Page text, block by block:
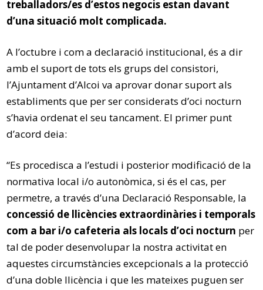
treballadors/es d’estos negocis estan davant
d’una situació molt complicada.
A l’octubre i com a declaració institucional, és a dir
amb el suport de tots els grups del consistori,
l’Ajuntament d’Alcoi va aprovar donar suport als
establiments que per ser considerats d’oci nocturn
s’havia ordenat el seu tancament. El primer punt
d’acord deia:
“Es procedisca a l’estudi i posterior modificació de la
normativa local i/o autonòmica, si és el cas, per
permetre, a través d’una Declaració Responsable, la
concessió de llicències extraordinàries i temporals
com a bar i/o cafeteria als locals d’oci nocturn per
tal de poder desenvolupar la nostra activitat en
aquestes circumstàncies excepcionals a la protecció
d’una doble llicència i que les mateixes puguen ser